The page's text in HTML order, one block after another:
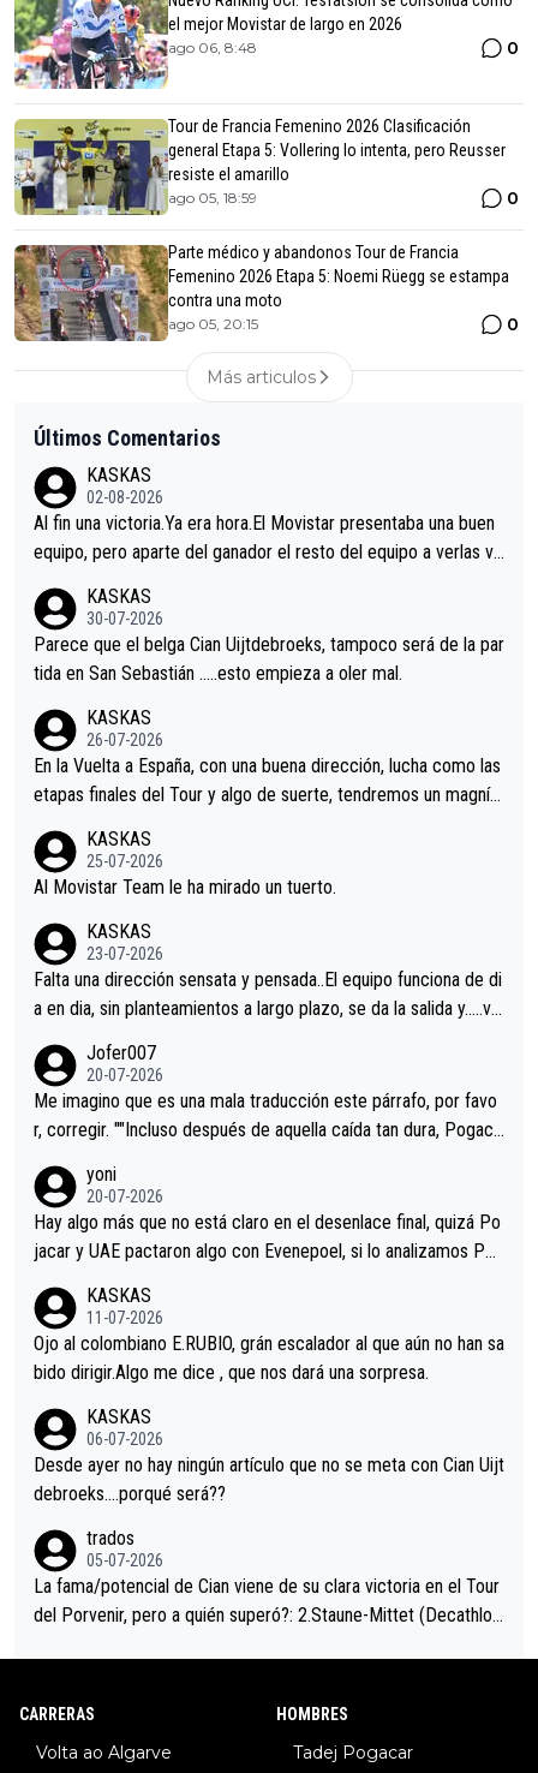
el mejor Movistar de largo en 2026
ago 06, 8:48 0
Tour de Francia Femenino 2026 Clasificación
general Etapa 5: Vollering lo intenta, pero Reusser
resiste el amarillo
ago 05, 18:59 0
Parte médico y abandonos Tour de Francia
Femenino 2026 Etapa 5: Noemi Rüegg se estampa
contra una moto
ago 05, 20:15 0
Más articulos
Últimos Comentarios
KASKAS
02-08-2026
Al fin una victoria.Ya era hora.El Movistar presentaba una buen
equipo, pero aparte del ganador el resto del equipo a verlas ve
s.La única buena noticia es la mejoría de Enric Más en San Seb
astian.Si en la Vuelta a Burgos sigue la mejoría, podríamos ten
er alguna sorpresa en la Vuelta.Ojalá.
KASKAS
30-07-2026
Parece que el belga Cian Uijtdebroeks, tampoco será de la par
tida en San Sebastián …..esto empieza a oler mal.
KASKAS
26-07-2026
En la Vuelta a España, con una buena dirección, lucha como las
etapas finales del Tour y algo de suerte, tendremos un magnífi
KASKAS
25-07-2026
Al Movistar Team le ha mirado un tuerto.
KASKAS
23-07-2026
Falta una dirección sensata y pensada..El equipo funciona de di
a en dia, sin planteamientos a largo plazo, se da la salida y…..ve
Minguez, Velez etc etc.Me da pena vivir estos momentos tan
tristes sin victorias.
Jofer007
20-07-2026
Me imagino que es una mala traducción este párrafo, por favo
r, corregir. ""Incluso después de aquella caída tan dura, Pogaca
permaneció pegado a su rueda. Parecía increíble la forma en l
a que era capaz de controlar el miedo", recordó."
yoni
20-07-2026
Hay algo más que no está claro en el desenlace final, quizá Po
jacar y UAE pactaron algo con Evenepoel, si lo analizamos Poj
i sin pedalear, luego está el saludo con Evenepoel dándose la
mano de una manera muy fraternal, más allá de los típicos toqu
es en el hombro con que saludaba a Vingegard. Ahí hubo una in
eta, a ver si por querer poner a Del Toro con calzador en posi
ción de podio UAE y Pojacar se van complicar el tour.
KASKAS
11-07-2026
Ojo al colombiano E.RUBIO, grán escalador al que aún no han sa
bido dirigir.Algo me dice , que nos dará una sorpresa.
KASKAS
06-07-2026
Desde ayer no hay ningún artículo que no se meta con Cian Uijt
debroeks….porqué será??
trados
05-07-2026
La fama/potencial de Cian viene de su clara victoria en el Tour
del Porvenir, pero a quién superó?: 2.Staune-Mittet (Decathlon,
8.Lenny Martinez (Bahrein), 9. Van Belle (Visma), 10. Vacek (Li
CARRERAS
Volta ao Algarve
HOMBRES
Tadej Pogacar